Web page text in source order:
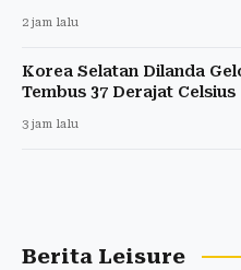
2 jam lalu
Korea Selatan Dilanda
Tembus 37 Derajat Celsius
3 jam lalu
Berita Leisure